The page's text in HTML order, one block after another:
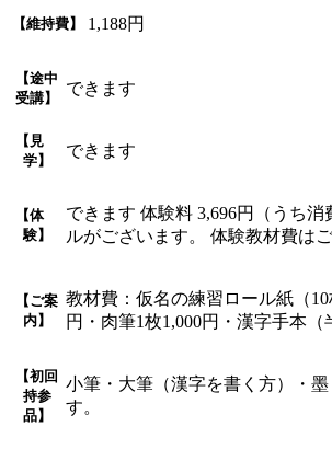
【維持費】 1,188円
【途中
受講】
できます
【見
学】
できます
【体
験】
できます 体験料 3,696円（うち
ルがございます。 体験教材費は
【ご案
内】
教材費：仮名の練習ロール紙（
円・肉筆1枚1,000円・漢字手本
【初回
持参
品】
小筆・大筆（漢字を書く方）・
す。